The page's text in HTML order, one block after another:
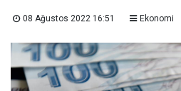
08 Ağustos 2022 16:51 Ekonomi